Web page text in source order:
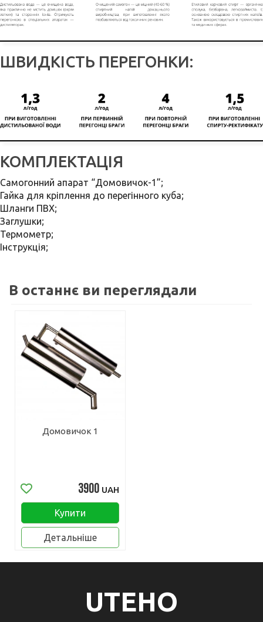
ШВИДКІСТЬ ПЕРЕГОНКИ:
КОМПЛЕКТАЦІЯ
Самогонний апарат “Домовичок-1”;
Гайка для кріплення до перегінного куба;
Шланги ПВХ;
Заглушки;
Термометр;
Інструкція;
В останнє ви переглядали
Домовичок 1
3900 UAH
Купити
Детальніше
UTEHO